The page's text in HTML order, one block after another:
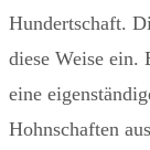
Hundertschaft.
diese Weise ein.
eine
Hohnschaften